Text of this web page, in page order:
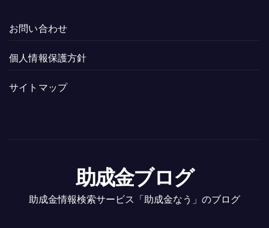
お問い合わせ
個人情報保護方針
サイトマップ
助成金ブログ
助成金情報検索サービス「助成金なう」のブログ